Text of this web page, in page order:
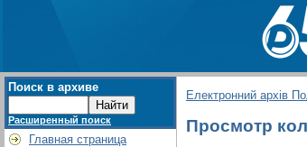
Поиск в архиве
Расширенный поиск
Главная страница
Електронний архів
Просмотр